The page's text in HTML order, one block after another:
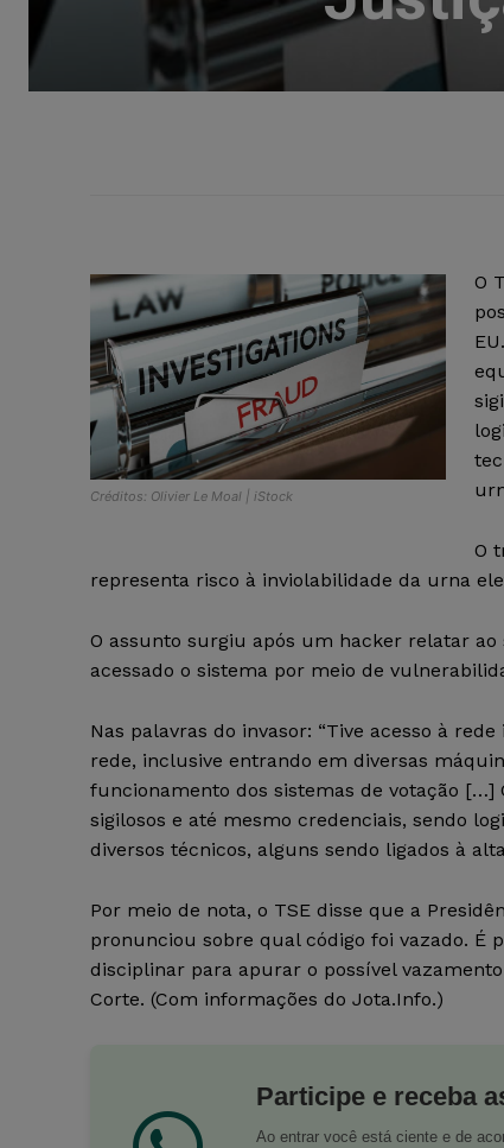
Créditos: Olivier Le Moal | iStock
O
O
representa risco à inviolabilidade da urna
O assunto surgiu após um hacker relatar ao
acessado o sistema por meio de
Nas palavras do invasor: “Tive acesso à
rede, inclusive entrando em diversas
funcionamento dos sistemas de votação […]
sigilosos e até mesmo credenciais, sendo
diversos técnicos, alguns sendo ligados à
Por meio de nota, o TSE disse que a
pronunciou sobre qual código foi vazado.
disciplinar para apurar o possível
Corte. (Com informações do Jota.Info.)
Participe e receba
Ao entrar você está ciente e de